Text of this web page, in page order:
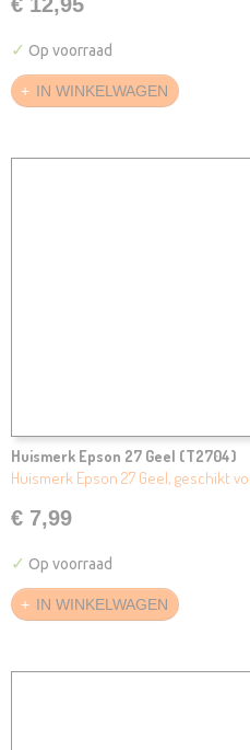
✓ Op voorraad
IN WINKELWAGEN
Huismerk Epson 27 Geel (T2704)
Huismerk Epson 27 Geel, geschikt
€ 7,99
✓ Op voorraad
IN WINKELWAGEN